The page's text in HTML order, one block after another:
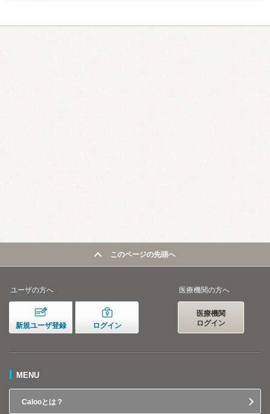
このページの先頭へ
ユーザの方へ
新規ユーザ登録 ログイン
医療機関の方へ
医療機関
ログイン
MENU
Calooとは？